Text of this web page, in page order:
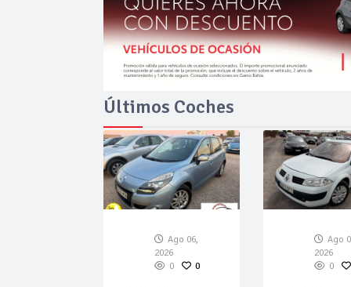
Últimos Coches
Ago 06,
2026
0
0
Ago
2026
0